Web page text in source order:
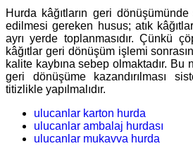
Hurda kâğıtların geri
edilmesi gereken husus; atık
ayrı yerde toplanmasıdır. Çünkü
kâğıtlar geri dönüşüm işlemi
kalite kaybına sebep olmaktadır. Bu
geri dönüşüme kazandırılması
titizlikle yapılmalıdır.
ulucanlar karton hurda
ulucanlar ambalaj hurdası
ulucanlar mukavva hurda